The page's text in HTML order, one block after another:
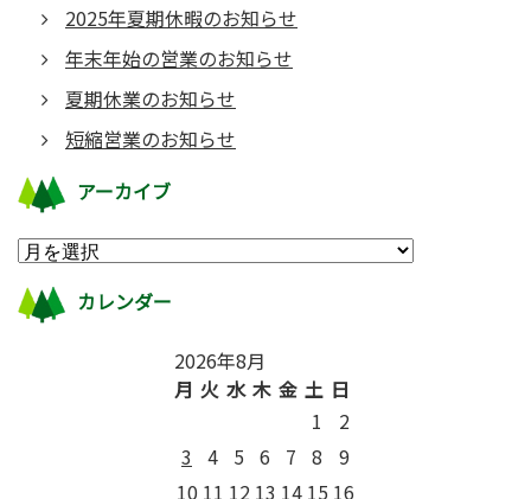
2025年夏期休暇のお知らせ
年末年始の営業のお知らせ
夏期休業のお知らせ
短縮営業のお知らせ
アーカイブ
カレンダー
2026年8月
月 火 水 木 金 土 日
1
2
3 4 5 6 7 8
9
10 11 12 13 14 15 16